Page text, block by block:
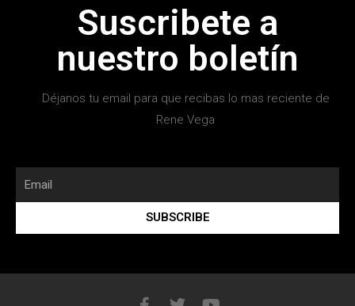
Suscribete a
nuestro boletín
Déjanos tu email para que recibas lo mas reciente de
Rene Vega
SUBSCRIBE